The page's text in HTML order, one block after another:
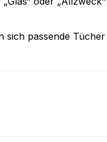
sich passende Tücher